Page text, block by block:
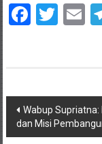
Navigasi
pos
Wabup
dan Misi